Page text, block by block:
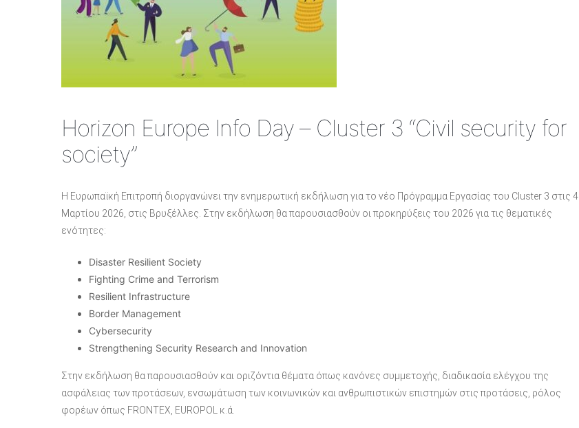
Horizon Europe Info Day – Cluster 3 “Civil security for
society”
Η Ευρωπαϊκή Επιτροπή διοργανώνει την ενημερωτική εκδήλωση για το νέο Πρόγραμμα Εργασίας του Cluster 3 στις 4
Μαρτίου 2026, στις Βρυξέλλες. Στην εκδήλωση θα παρουσιασθούν οι προκηρύξεις του 2026 για τις θεματικές
ενότητες:
Disaster Resilient Society
Fighting Crime and Terrorism
Resilient Infrastructure
Border Management
Cybersecurity
Strengthening Security Research and Innovation
Στην εκδήλωση θα παρουσιασθούν και οριζόντια θέματα όπως κανόνες συμμετοχής, διαδικασία ελέγχου της
ασφάλειας των προτάσεων, ενσωμάτωση των κοινωνικών και ανθρωπιστικών επιστημών στις προτάσεις, ρόλος
φορέων όπως FRONTEX, EUROPOL κ.ά.